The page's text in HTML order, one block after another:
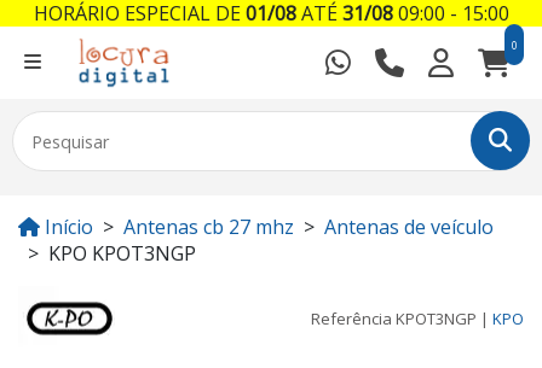
0
Início Antenas cb 27 mhz
Antenas de veículo
KPO KPOT3NGP
Referência KPOT3NGP | KPO
HORÁRIO ESPECIAL DE01/08ATÉ31/0809:00 - 15:00